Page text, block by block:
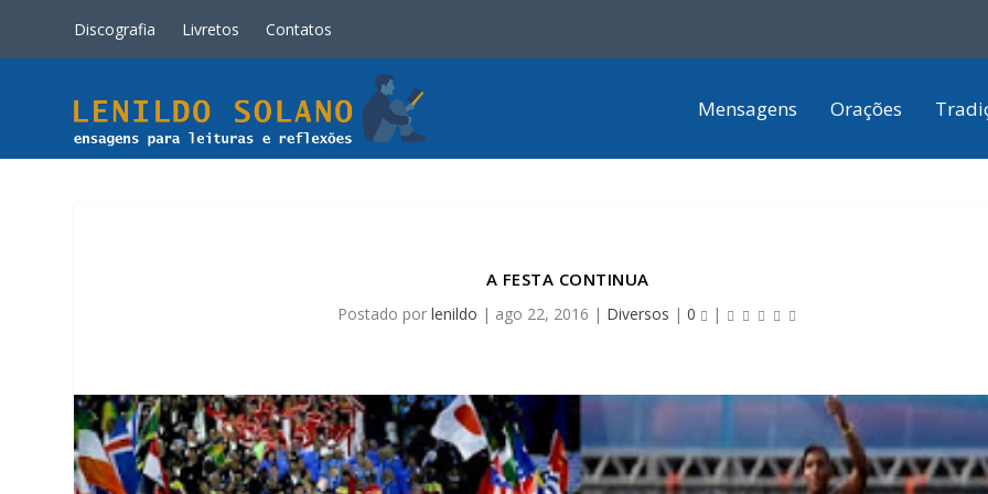
Discografia Livretos Contatos
Mensagens Orações
A FESTA CONTINUA
Postado por lenildo | ago 22, 2016 | Diversos | 0 |